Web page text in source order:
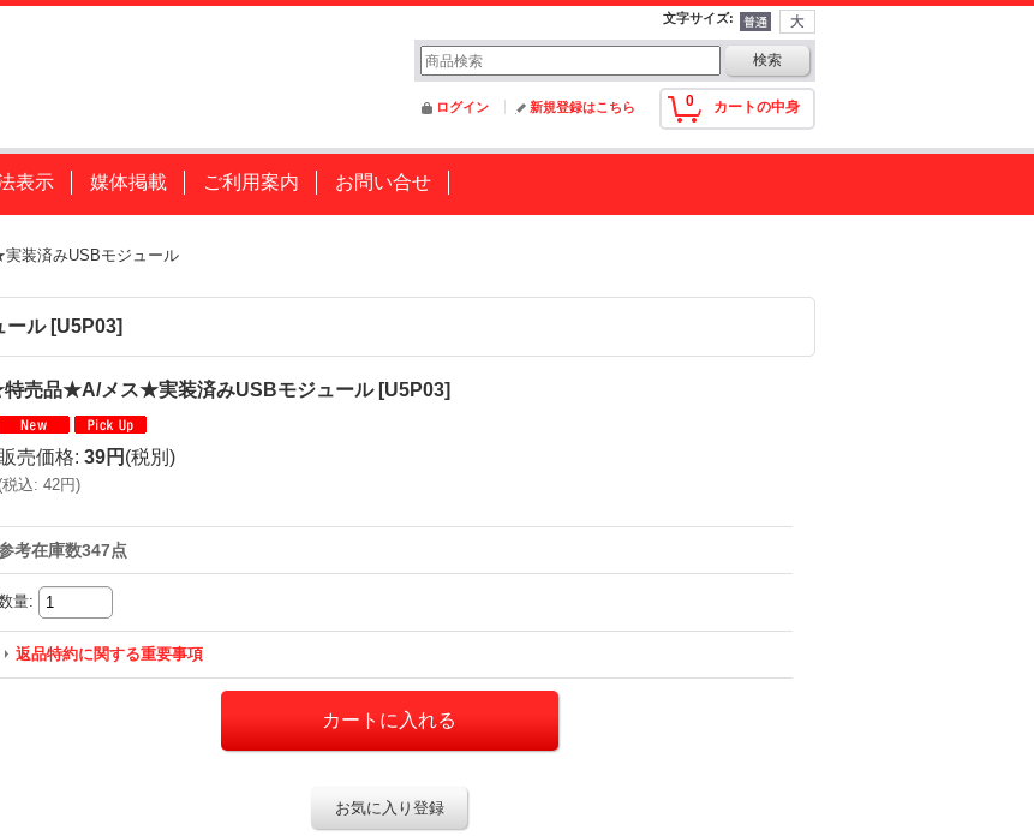
文字サイズ:
0 カートの中身
ログイン 新規登録はこちら
表示 媒体掲載 ご利用案内 お問い合せ
装済みUSBモジュール
ール [U5P03]
売品★A/メス★実装済みUSBモジュール [U5P03]
販売価格: 39円 (税別)
税込: 42円)
考在庫数347点
量:
返品特約に関する重要事項
お気に入り登録